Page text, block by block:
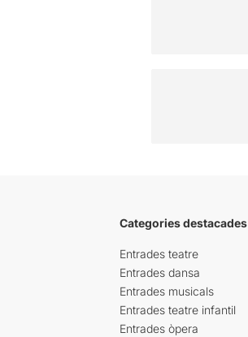
Categories destacades
Entrades teatre
Entrades dansa
Entrades musicals
Entrades teatre infantil
Entrades òpera